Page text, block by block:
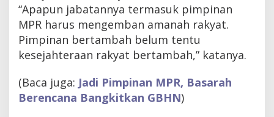
“Apapun jabatannya termasuk pimpinan
MPR harus mengemban amanah rakyat.
Pimpinan bertambah belum tentu
kesejahteraan rakyat bertambah,” katanya.
(Baca juga: Jadi Pimpinan MPR, Basarah
Berencana Bangkitkan GBHN)